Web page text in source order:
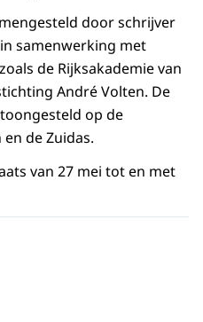
door schrijver
samenwerking met
de Rijksakademie van
André Volten. De
op de
de Zuidas.
van 27 mei tot en met